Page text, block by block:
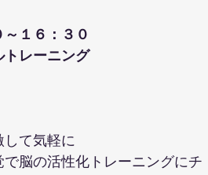
～１６：３０
トレーニング
して気軽に
で脳の活性化トレーニングにチ